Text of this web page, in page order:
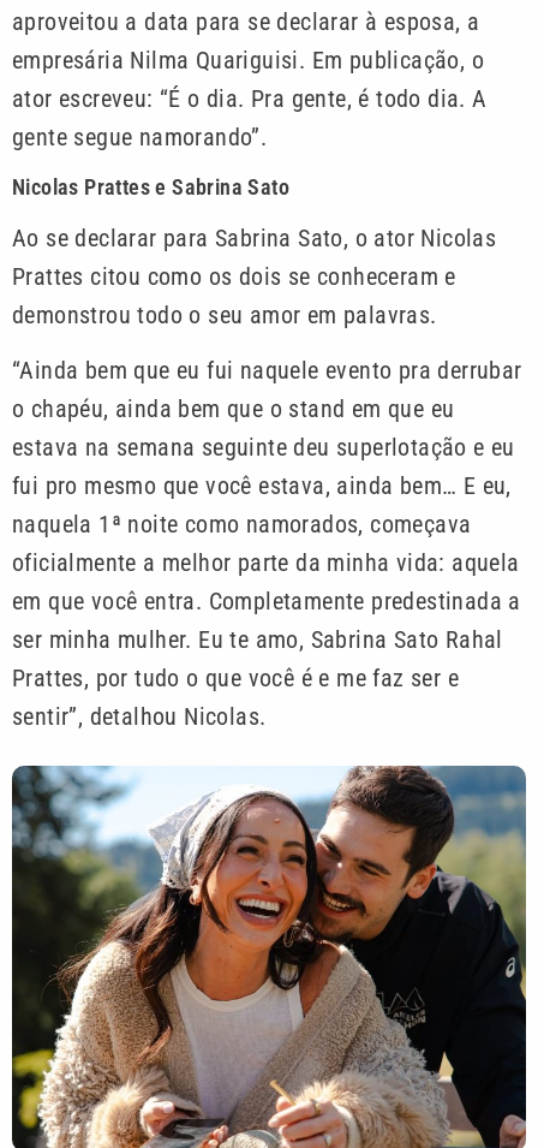
aproveitou a data para se declarar à esposa, a
empresária Nilma Quariguisi. Em publicação, o
ator escreveu: “É o dia. Pra gente, é todo dia. A
gente segue namorando”.
Nicolas Prattes e Sabrina Sato
Ao se declarar para Sabrina Sato, o ator Nicolas
Prattes citou como os dois se conheceram e
demonstrou todo o seu amor em palavras.
“Ainda bem que eu fui naquele evento pra derrubar
o chapéu, ainda bem que o stand em que eu
estava na semana seguinte deu superlotação e eu
fui pro mesmo que você estava, ainda bem… E eu,
naquela 1ª noite como namorados, começava
oficialmente a melhor parte da minha vida: aquela
em que você entra. Completamente predestinada a
ser minha mulher. Eu te amo, Sabrina Sato Rahal
Prattes, por tudo o que você é e me faz ser e
sentir”, detalhou Nicolas.